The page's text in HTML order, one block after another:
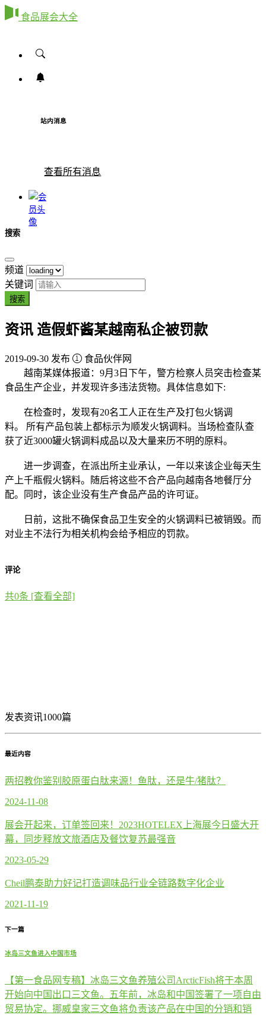
食品展会大全
站内消息
查看所有消息
搜索
频道
关键词
搜索
资讯造假虾酱某越南私企被罚款
2019-09-30 发布
食品伙伴网
越南某媒体报道：9月3日下午，警方检察人员突击检查某
食品生产企业，并发现许多违法货物。具体信息如下:
在检查时，发现有20名工人正在生产及打包火锅调
料。 所有产品包装上都标示为顺发火锅调料。当场检查队查
获了近3000罐火锅调料成品以及大量来历不明的原料。
进一步调查，在派出所主业承认，一年以来该企业每天生
产上千瓶假火锅料。随后将这些不合产品向越南各地餐厅分
配。同时，该企业没有生产食品产品的许可证。
日前，这批不确保食品卫生安全的火锅调料已被销毁。而
对业主不法行为相关机构会给予相应的罚款。
评论
共0条 [查看全部]
发表资讯1000篇
最近内容
两招教你鉴别胶原蛋白肽来源！鱼肽，还是牛/猪肽？
2024-11-08
展会开起来，订单签回来！2023HOTELEX上海展今日盛大开
幕，同步释放文旅酒店及餐饮复苏最强音
2023-05-29
Cheil鹏泰助力好记打造调味品行业全链路数字化企业
2021-11-19
下一篇
冰岛三文鱼进入中国市场
【第一食品网专稿】冰岛三文鱼养殖公司ArcticFish将于本周
开始向中国出口三文鱼。五年前，冰岛和中国签署了一项自由
贸易协定。挪威皇家三文鱼将负责该产品在中国的分销和销